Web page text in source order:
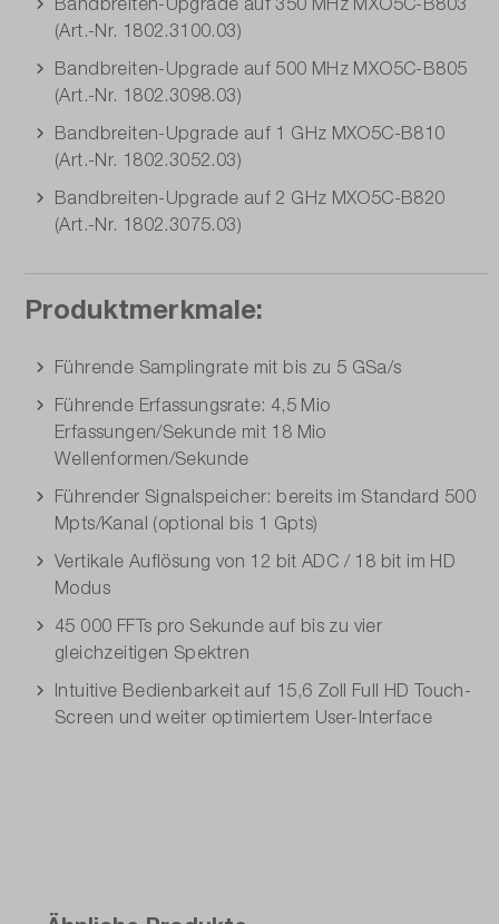
(Art.-Nr. 1802.3100.03)
Bandbreiten-Upgrade auf 500 MHz MXO5C-B805
(Art.-Nr. 1802.3098.03)
Bandbreiten-Upgrade auf 1 GHz MXO5C-B810
(Art.-Nr. 1802.3052.03)
Bandbreiten-Upgrade auf 2 GHz MXO5C-B820
(Art.-Nr. 1802.3075.03)
Produktmerkmale:
Führende Samplingrate mit bis zu 5 GSa/s
Führende Erfassungsrate: 4,5 Mio
Erfassungen/Sekunde mit 18 Mio
Wellenformen/Sekunde
Führender Signalspeicher: bereits im Standard 500
Mpts/Kanal (optional bis 1 Gpts)
Vertikale Auflösung von 12 bit ADC / 18 bit im HD
Modus
45 000 FFTs pro Sekunde auf bis zu vier
gleichzeitigen Spektren
Intuitive Bedienbarkeit auf 15,6 Zoll Full HD Touch-
Screen und weiter optimiertem User-Interface